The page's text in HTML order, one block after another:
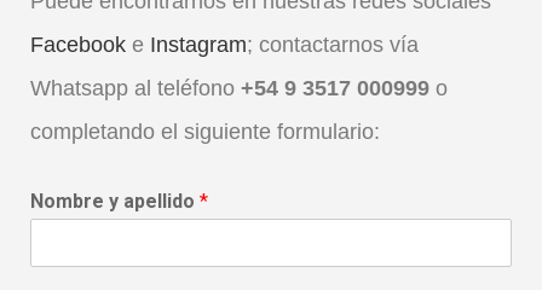
Facebook e Instagram; contactarnos vía
Whatsapp al teléfono +54 9 3517 000999 o
completando el siguiente formulario:
Nombre y apellido *